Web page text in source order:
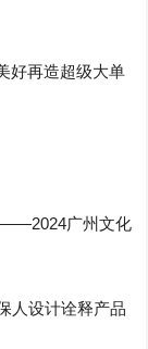
好再造超级大单
——2024广州文化
人设计诠释产品